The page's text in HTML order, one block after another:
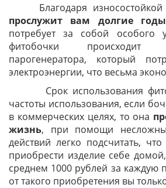
Благодаря износостойкой
прослужит вам долгие годы
потребует за собой особого
фитобочки
парогенератора, который
электроэнергии, что весьма
Срок использования
частоты использования, если
в коммерческих целях, то она
жизнь, при помощи
действий легко подсчитать,
приобрести изделие себе
среднем 1000 рублей за каждую
от такого приобретения вы